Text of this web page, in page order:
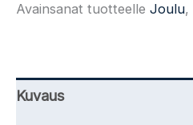
Avainsanat tuotteelle Joulu,
Kuvaus